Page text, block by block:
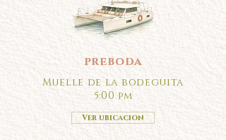
preboda
Muelle de la bodeguita
5:00 pm
Ver ubicacion